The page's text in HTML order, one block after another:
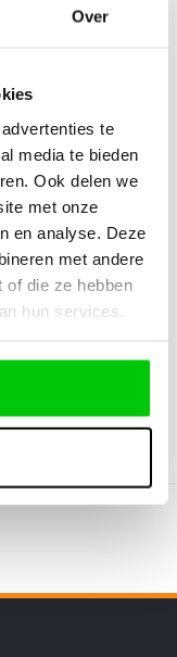
Over
te
media te bieden
Ook delen we
met onze
en analyse. Deze
met andere
of die ze hebben
hun services.
€9,08
€9,08